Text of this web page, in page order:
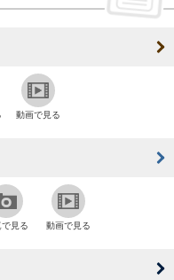
動画で見る
見る 動画で見る